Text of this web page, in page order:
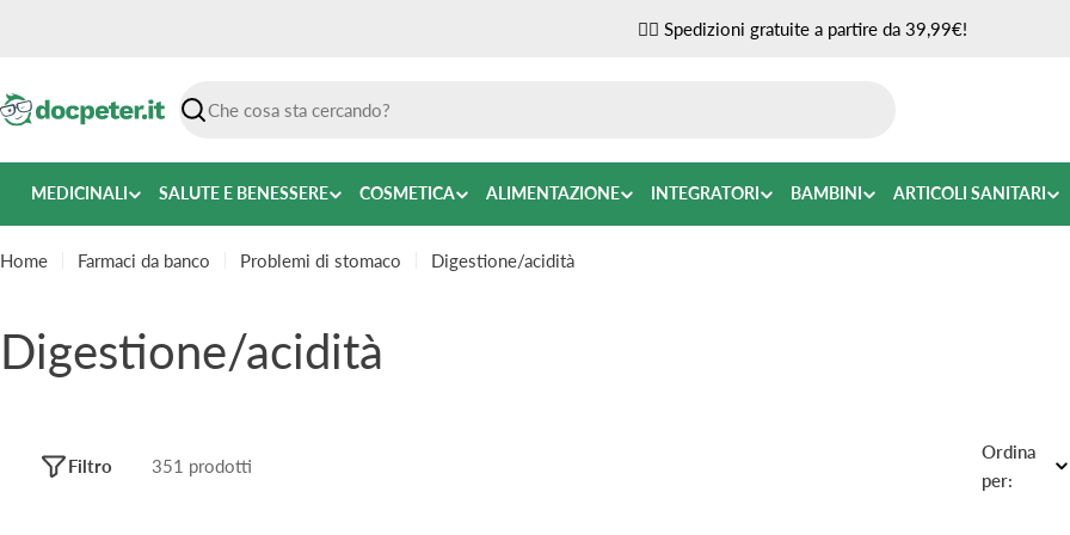
✌🏼 Spedizioni gratuite a partire da 39,99€!
Ricerca
MEDICINALI SALUTE E BENESSERE COSMETICA ALIMENTAZIONE INTEGRATORI BAMBINI ARTICOLI SANITARI
Home Farmaci da banco Problemi di stomaco Digestione/acidità
C
Digestione/acidità
351 prodotti
Filtro
Ordina
per: